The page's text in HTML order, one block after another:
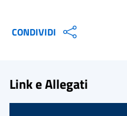
CONDIVIDI
Link e Allegati